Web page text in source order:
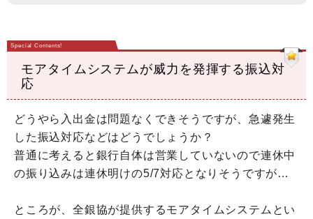
モアタイムシステムが威力を発揮する振込対
応
どうやら入出金は問題なくできそうですが、急遽発生
した振込対応などはどうでしょうか？
普通に考えると銀行自体は営業していないので連休中
の振り込みは連休明けの5/7対応となりそうですが…
ところが、全銀協が提供するモアタイムシステムとい